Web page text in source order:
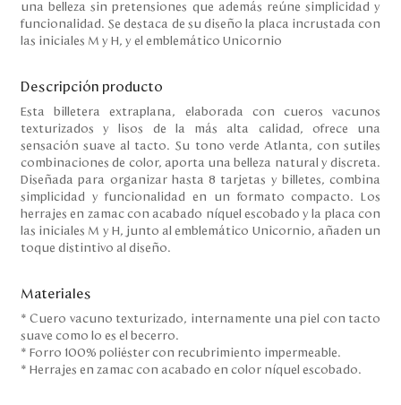
Nuestras Tiendas
Colombia
Costa Rica
Panamá
USA
Venezuela
una belleza sin pretensiones que además reúne simplicidad y
funcionalidad. Se destaca de su diseño la placa incrustada con
las iniciales M y H, y el emblemático Unicornio
Descripción producto
Esta billetera extraplana, elaborada con cueros vacunos
texturizados y lisos de la más alta calidad, ofrece una
sensación suave al tacto. Su tono verde Atlanta, con sutiles
combinaciones de color, aporta una belleza natural y discreta.
Diseñada para organizar hasta 8 tarjetas y billetes, combina
simplicidad y funcionalidad en un formato compacto. Los
herrajes en zamac con acabado níquel escobado y la placa con
las iniciales M y H, junto al emblemático Unicornio, añaden un
toque distintivo al diseño.
Materiales
* Cuero vacuno texturizado, internamente una piel con tacto
suave como lo es el becerro.
* Forro 100% poliéster con recubrimiento impermeable.
* Herrajes en zamac con acabado en color níquel escobado.